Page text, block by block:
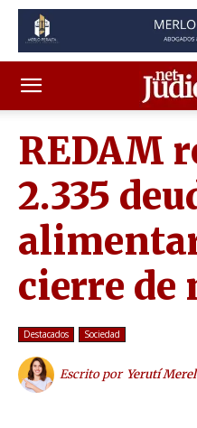
REDAM
2.335
cierre de
Destacados Sociedad
Escrito por Yerutí